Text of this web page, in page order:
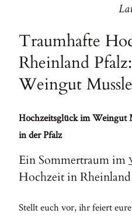
Traumhafte
Rheinland
Weingut
Hochzeitsglück im Weingut
in der Pfalz
Ein Sommertraum im
Hochzeit in
Stellt euch vor, ihr feiert
mollis
interdum.
Maecenas
faucibus
interdum.
porta sem
malesuada
mollis